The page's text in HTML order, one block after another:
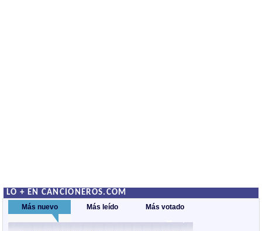
LO + EN CANCIONEROS.COM
Más nuevo Más leído Más votado